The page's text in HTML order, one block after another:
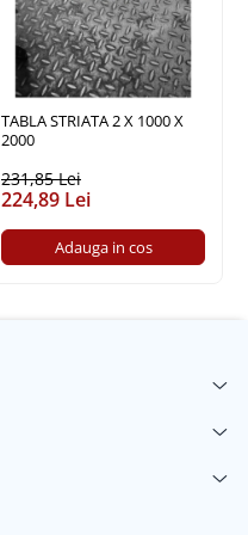
TABLA STRIATA 2 X 1000 X
2000
231,85 Lei
224,89 Lei
Adauga in cos